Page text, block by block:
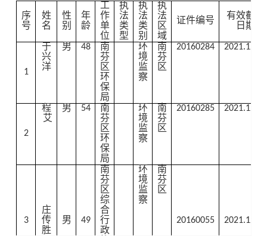
序
号
姓
名
性
别
年
龄
工
作
单
位
执
法
类
型
执
法
类
别
执
法
区
域
证件编号
有效截止
日期
1
于
兴
洋
男 48
南
芬
区
环
保
局
环
境
监
察
南
芬
区
20160284 2021.12.31
2
程
艾
男 54
南
芬
区
环
保
局
环
境
监
察
南
芬
区
20160285 2021.12.31
3
庄
传
胜
男 49
南
芬
区
综
合
行
政
环
境
监
察
南
芬
区
20160055 2021.12.31